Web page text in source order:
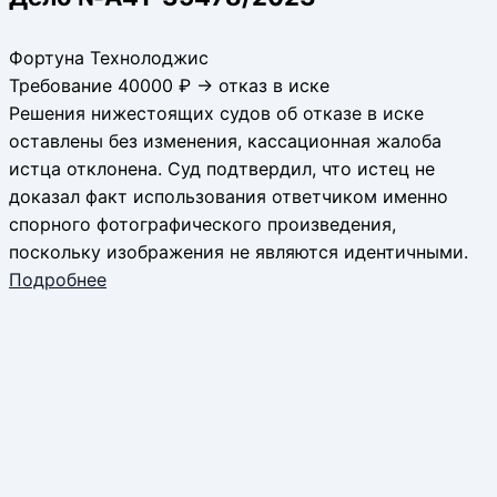
Фортуна Технолоджис
Требование 40000 ₽ → отказ в иске
Решения нижестоящих судов об отказе в иске
оставлены без изменения, кассационная жалоба
истца отклонена. Суд подтвердил, что истец не
доказал факт использования ответчиком именно
спорного фотографического произведения,
поскольку изображения не являются идентичными.
Подробнее